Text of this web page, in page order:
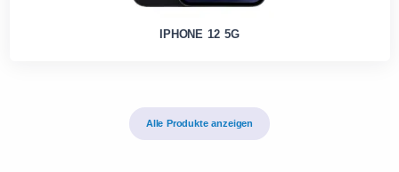
IPHONE 12 5G
Alle Produkte anzeigen